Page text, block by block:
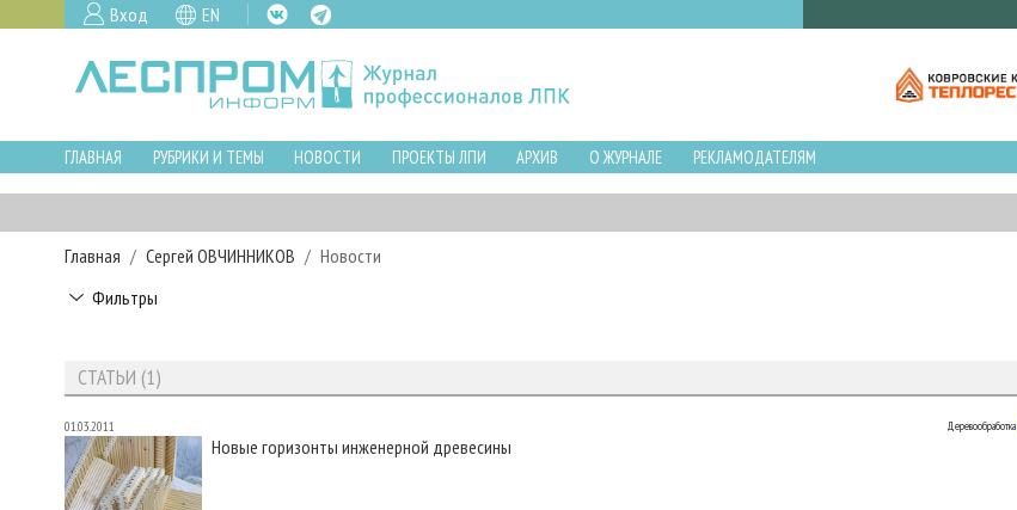
Вход EN
ГЛАВНАЯ РУБРИКИ И ТЕМЫ НОВОСТИ ПРОЕКТЫ ЛПИ АРХИВ О ЖУРНАЛЕ РЕКЛАМОДАТЕЛЯМ
Главная Сергей ОВЧИННИКОВ
Новости
Фильтры
СТАТЬИ (1)
01.03.2011 Деревообработка
Новые горизонты инженерной древесины